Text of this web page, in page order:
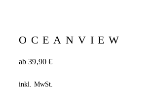
OCEANVIEW
ab39,90€
inkl. MwSt.